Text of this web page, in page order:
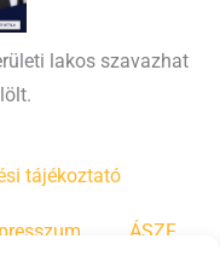
lakos szavazhat
tájékoztató
ÁSZF